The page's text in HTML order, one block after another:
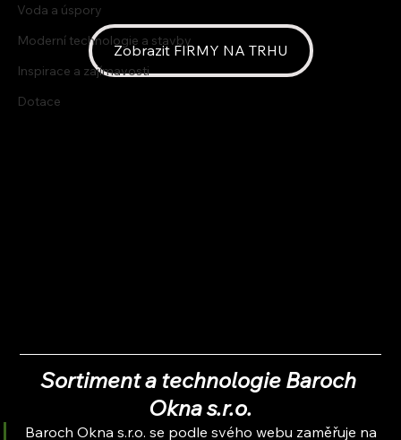
Voda a úspory
Moderní technologie a stavby
Inspirace a zajímavosti
Dotace
Zobrazit FIRMY NA TRHU
Sortiment a technologie Baroch
Okna s.r.o.
Baroch Okna s.r.o. se podle svého webu zaměřuje na